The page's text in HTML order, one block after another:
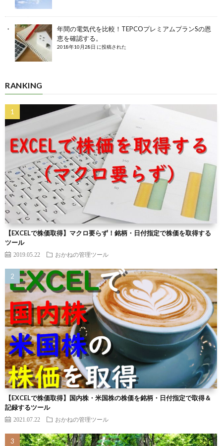
年間の電気代を比較！TEPCOプレミアムプランSの恩
恵を確認する。
2018年10月28日 に投稿された
RANKING
【EXCELで株価取得】マクロ要らず！銘柄・日付指定で株価を取得する
ツール
2019.05.22 おかねの管理ツール
【EXCELで株価取得】国内株・米国株の株価を銘柄・日付指定で取得＆
記録するツール
2021.07.22 おかねの管理ツール